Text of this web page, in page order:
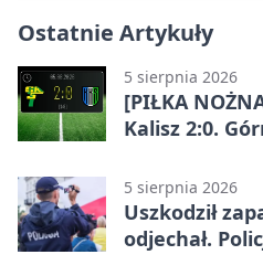
Ostatnie Artykuły
5 sierpnia 2026
[PIŁKA
Kalisz 2:0.
5 sierpnia 2026
Uszkodził
odjechał.